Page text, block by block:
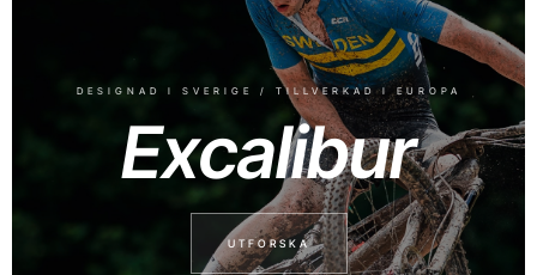
DESIGNAD I SVERIGE / TILLVERKAD I EUROPA
Excalibur
UTFORSKA